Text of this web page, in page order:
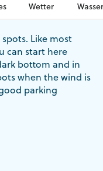
Wetter Wasser
Like most
can start here
bottom and in
when the wind is
parking